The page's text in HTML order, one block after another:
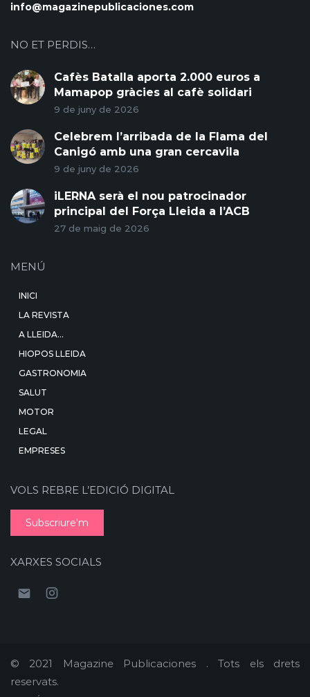
info@magazinepublicaciones.com
NO ET PERDIS…
Cafès Batalla aporta 2.000 euros a
Mamapop gràcies al cafè solidari
9 de juny de 2026
Celebrem l’arribada de la Flama del
Canigó amb una gran cercavila
9 de juny de 2026
iLERNA serà el nou patrocinador
principal del Força Lleida a l’ACB
27 de maig de 2026
MENÚ
INICI
LA REVISTA
A LLEIDA…
HIOPOS LLEIDA
GASTRONOMIA
SALUT
MOTOR
LEGAL
EMPRESES
VOLS REBRE L’EDICIÓ DIGITAL
Subscriure'm
XARXES SOCIALS
© 2021 Magazine Publicaciones . Tots els drets
reservats.